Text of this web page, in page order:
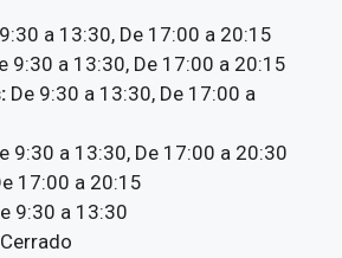
a 13:30, De 17:00 a 20:15
9:30 a 13:30, De 17:00 a 20:15
De 9:30 a 13:30, De 17:00 a
9:30 a 13:30, De 17:00 a 20:30
17:00 a 20:15
9:30 a 13:30
Cerrado